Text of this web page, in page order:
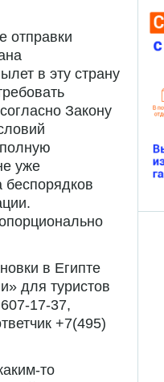
отправки
в эту страну
Закону
уже
беспорядков
в Египте
для туристов
17-37,
+7(495)
то